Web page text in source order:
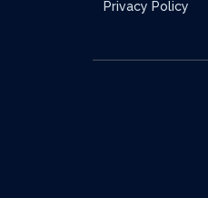
Privacy Policy